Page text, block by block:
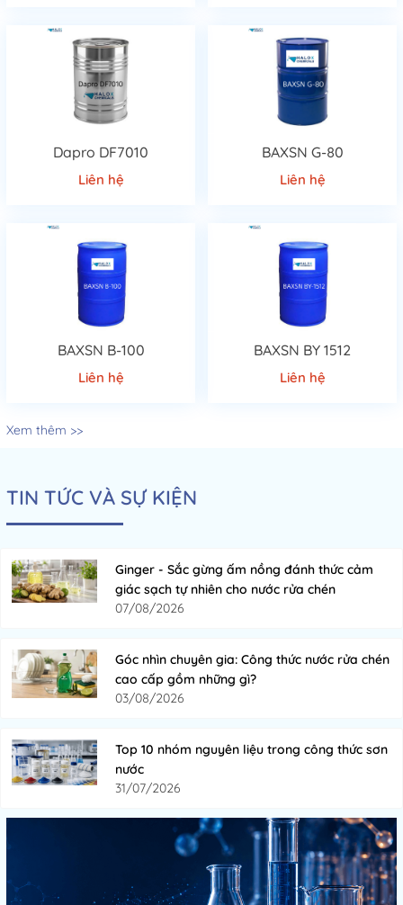
Dapro DF7010
Liên hệ
BAXSN G-80
Liên hệ
BAXSN B-100
Liên hệ
BAXSN BY 1512
Liên hệ
Xem thêm >>
TIN TỨC VÀ SỰ KIỆN
Ginger - Sắc gừng ấm nồng đánh thức cảm
giác sạch tự nhiên cho nước rửa chén
07/08/2026
Góc nhìn chuyên gia: Công thức nước rửa chén
cao cấp gồm những gì?
03/08/2026
Top 10 nhóm nguyên liệu trong công thức sơn
nước
31/07/2026